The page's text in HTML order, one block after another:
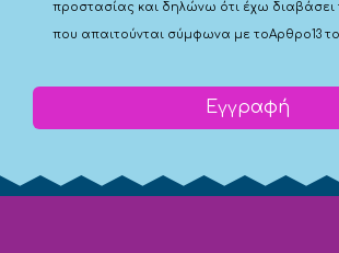
προστασίας και δηλώνω ότι έχω διαβάσει
που απαιτούνται σύμφωνα με τοΑρθρο13
Εγγραφή